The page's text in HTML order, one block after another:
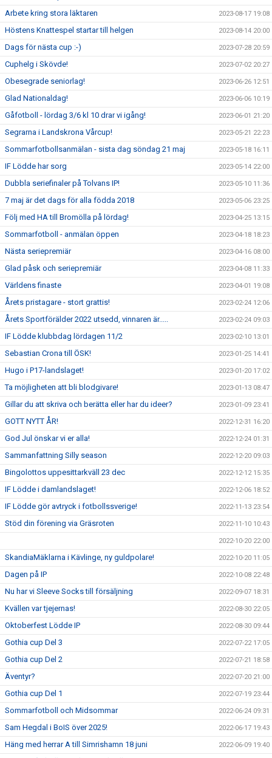
Arbete kring stora läktaren 2023-08-17 19:08
Höstens Knattespel startar till helgen 2023-08-14 20:00
Dags för nästa cup :-) 2023-07-28 20:59
Cuphelg i Skövde! 2023-07-02 20:27
Obesegrade seniorlag! 2023-06-26 12:51
Glad Nationaldag! 2023-06-06 10:19
Gåfotboll - lördag 3/6 kl 10 drar vi igång! 2023-06-01 21:20
Segrarna i Landskrona Vårcup! 2023-05-21 22:23
Sommarfotbollsanmälan - sista dag söndag 21 maj 2023-05-18 16:11
IF Lödde har sorg 2023-05-14 22:00
Dubbla seriefinaler på Tolvans IP! 2023-05-10 11:36
7 maj är det dags för alla födda 2018 2023-05-06 23:25
Följ med HA till Bromölla på lördag! 2023-04-25 13:15
Sommarfotboll - anmälan öppen 2023-04-18 18:23
Nästa seriepremiär 2023-04-16 08:00
Glad påsk och seriepremiär 2023-04-08 11:33
Världens finaste 2023-04-01 19:08
Årets pristagare - stort grattis! 2023-02-24 12:06
Årets Sportförälder 2022 utsedd, vinnaren är..... 2023-02-24 09:03
IF Lödde klubbdag lördagen 11/2 2023-02-10 13:01
Sebastian Crona till ÖSK! 2023-01-25 14:41
Hugo i P17-landslaget! 2023-01-20 17:02
Ta möjligheten att bli blodgivare! 2023-01-13 08:47
Gillar du att skriva och berätta eller har du ideer? 2023-01-09 23:41
GOTT NYTT ÅR! 2022-12-31 16:20
God Jul önskar vi er alla! 2022-12-24 01:31
Sammanfattning Silly season 2022-12-20 09:03
Bingolottos uppesittarkväll 23 dec 2022-12-12 15:35
IF Lödde i damlandslaget! 2022-12-06 18:52
IF Lödde gör avtryck i fotbollssverige! 2022-11-13 23:54
Stöd din förening via Gräsroten 2022-11-10 10:43
2022-10-20 22:00
SkandiaMäklarna i Kävlinge, ny guldpolare! 2022-10-20 11:05
Dagen på IP 2022-10-08 22:48
Nu har vi Sleeve Socks till försäljning 2022-09-07 18:31
Kvällen var tjejernas! 2022-08-30 22:05
Oktoberfest Lödde IP 2022-08-30 09:44
Gothia cup Del 3 2022-07-22 17:05
Gothia cup Del 2 2022-07-21 18:58
Äventyr? 2022-07-20 21:00
Gothia cup Del 1 2022-07-19 23:44
Sommarfotboll och Midsommar 2022-06-24 09:31
Sam Hegdal i BoIS över 2025! 2022-06-17 19:43
Häng med herrar A till Simrishamn 18 juni 2022-06-09 19:40